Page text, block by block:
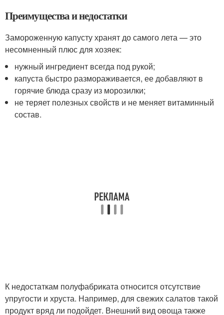
Преимущества и недостатки
Замороженную капусту хранят до самого лета — это
несомненный плюс для хозяек:
нужный ингредиент всегда под рукой;
капуста быстро размораживается, ее добавляют в
горячие блюда сразу из морозилки;
не теряет полезных свойств и не меняет витаминный
состав.
К недостаткам полуфабриката относится отсутствие
упругости и хруста. Например, для свежих салатов такой
продукт вряд ли подойдет. Внешний вид овоща также